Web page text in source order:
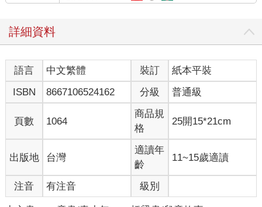
詳細資料
語言 中文繁體 裝訂
紙本平裝
ISBN
8667106524162 分級 普通級
頁數 1064
商品規
格
25開15*21cm
出版地 台灣
適讀年
齡
11~15歲適讀
注音 有注音 級別